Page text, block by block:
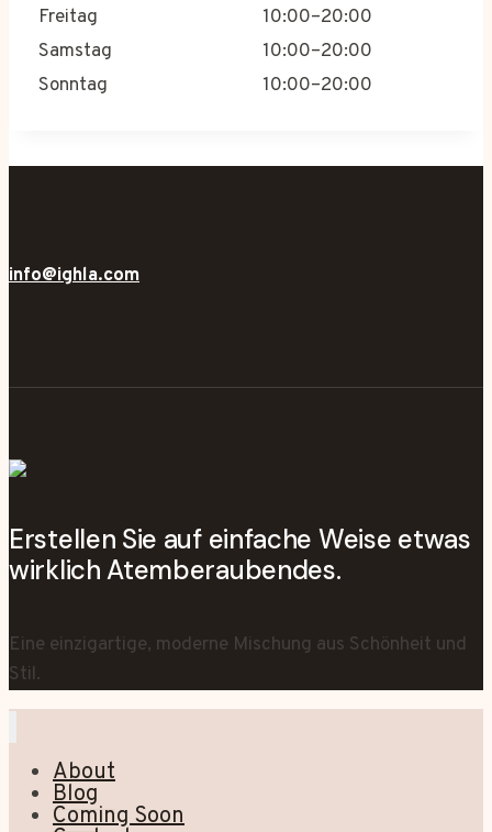
Freitag
10:00–20:00
Samstag
10:00–20:00
Sonntag
10:00–20:00
info@ighla.com
Erstellen Sie auf einfache Weise etwas
wirklich Atemberaubendes.
Eine einzigartige, moderne Mischung aus Schönheit und
Stil.
About
Blog
Coming Soon